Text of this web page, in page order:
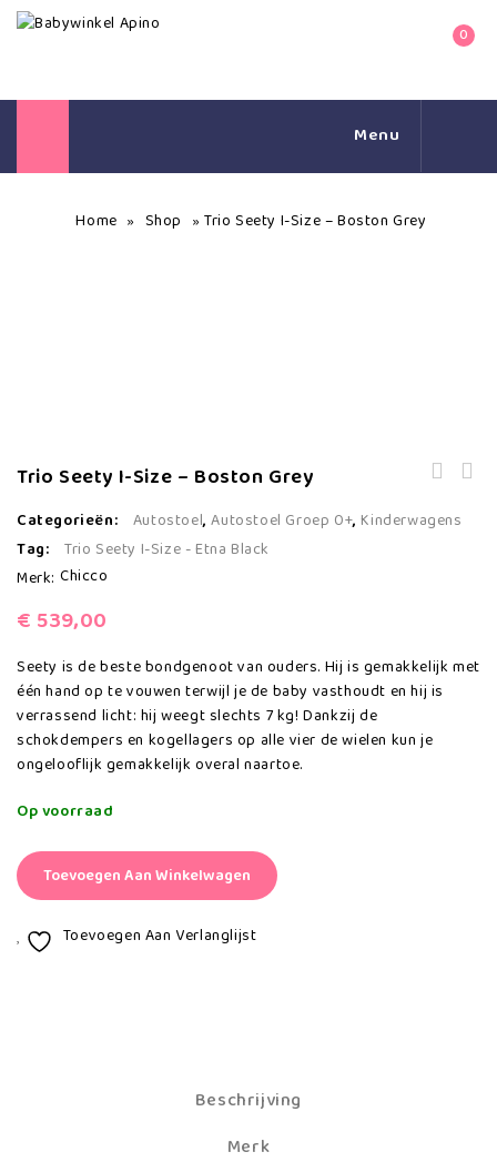
0
Menu
Home » Shop » Trio Seety I-Size – Boston Grey
Trio Seety I-Size – Boston Grey
Categorieën: Autostoel,Autostoel Groep 0+,Kinderwagens
Tag:
Trio Seety I-Size - Etna Black
Merk: Chicco
€ 539,00
Seety is de beste bondgenoot van ouders. Hij is gemakkelijk met
één hand op te vouwen terwijl je de baby vasthoudt en hij is
verrassend licht: hij weegt slechts 7 kg! Dankzij de
schokdempers en kogellagers op alle vier de wielen kun je
ongelooflijk gemakkelijk overal naartoe.
Op voorraad
Toevoegen Aan Winkelwagen
Toevoegen Aan Verlanglijst
Beschrijving
Merk